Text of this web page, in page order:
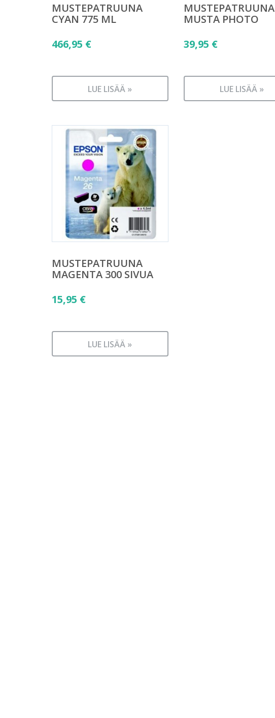
MUSTEPATRUUNA
CYAN 775 ML
466,95 €
LUE LISÄÄ »
MUSTEPATRUUNA
MUSTA PHOTO
39,95 €
LUE LISÄÄ »
MUSTEPATRUUNA
MAGENTA 300 SIVUA
15,95 €
LUE LISÄÄ »